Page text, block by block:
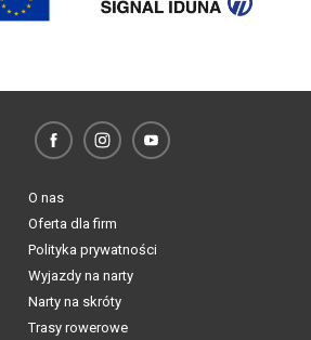
O nas
Oferta dla firm
Polityka prywatności
Wyjazdy na narty
Narty na skróty
Trasy rowerowe